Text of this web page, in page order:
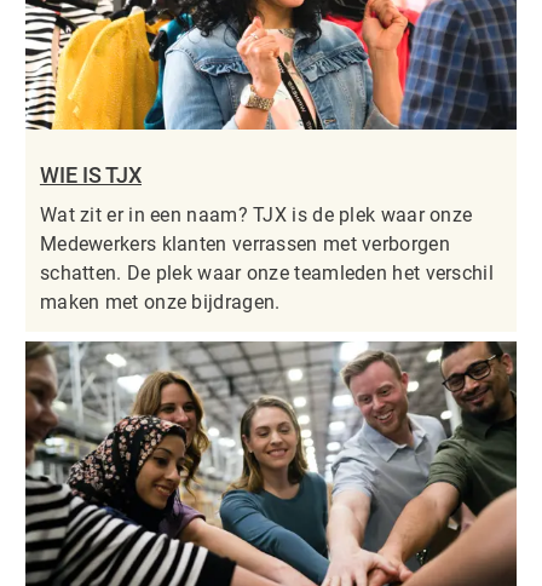
WIE IS TJX
Wat zit er in een naam? TJX is de plek waar onze
Medewerkers klanten verrassen met verborgen
schatten. De plek waar onze teamleden het verschil
maken met onze bijdragen.